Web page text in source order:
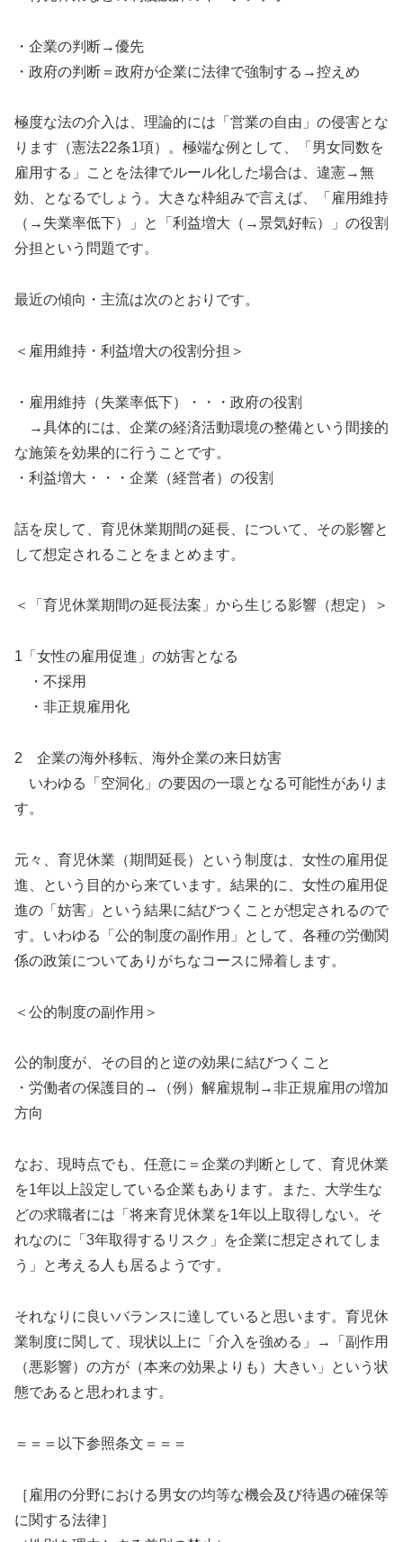
・企業の判断→優先
・政府の判断＝政府が企業に法律で強制する→控えめ
極度な法の介入は、理論的には「営業の自由」の侵害とな
ります（憲法22条1項）。極端な例として、「男女同数を
雇用する」ことを法律でルール化した場合は、違憲→無
効、となるでしょう。大きな枠組みで言えば、「雇用維持
（→失業率低下）」と「利益増大（→景気好転）」の役割
分担という問題です。
最近の傾向・主流は次のとおりです。
＜雇用維持・利益増大の役割分担＞
・雇用維持（失業率低下）・・・政府の役割
→具体的には、企業の経済活動環境の整備という間接的
な施策を効果的に行うことです。
・利益増大・・・企業（経営者）の役割
話を戻して、育児休業期間の延長、について、その影響と
して想定されることをまとめます。
＜「育児休業期間の延長法案」から生じる影響（想定）＞
1「女性の雇用促進」の妨害となる
・不採用
・非正規雇用化
2 企業の海外移転、海外企業の来日妨害
いわゆる「空洞化」の要因の一環となる可能性がありま
す。
元々、育児休業（期間延長）という制度は、女性の雇用促
進、という目的から来ています。結果的に、女性の雇用促
進の「妨害」という結果に結びつくことが想定されるので
す。いわゆる「公的制度の副作用」として、各種の労働関
係の政策についてありがちなコースに帰着します。
＜公的制度の副作用＞
公的制度が、その目的と逆の効果に結びつくこと
・労働者の保護目的→（例）解雇規制→非正規雇用の増加
方向
なお、現時点でも、任意に＝企業の判断として、育児休業
を1年以上設定している企業もあります。また、大学生な
どの求職者には「将来育児休業を1年以上取得しない。そ
れなのに「3年取得するリスク」を企業に想定されてしま
う」と考える人も居るようです。
それなりに良いバランスに達していると思います。育児休
業制度に関して、現状以上に「介入を強める」→「副作用
（悪影響）の方が（本来の効果よりも）大きい」という状
態であると思われます。
＝＝＝以下参照条文＝＝＝
［雇用の分野における男女の均等な機会及び待遇の確保等
に関する法律］